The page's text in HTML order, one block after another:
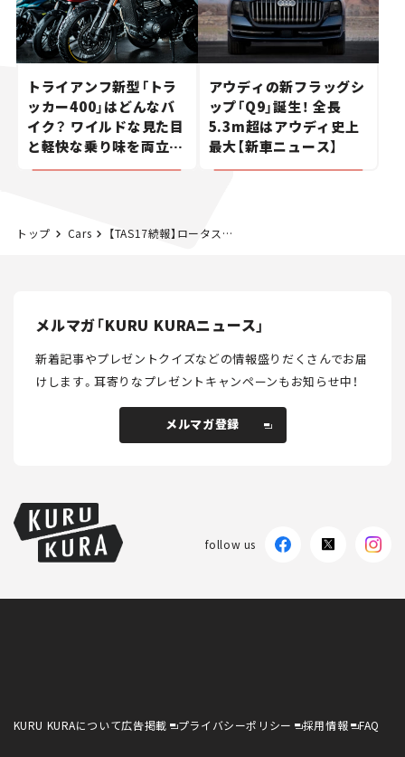
トライアンフ新型「トラ
ッカー400」はどんなバ
イク？ ワイルドな見た目
と軽快な乗り味を両立し
た400ccフラットトラッ
アウディの新フラッグシ
ップ「Q9」誕生！ 全長
5.3m超はアウディ史上
最大【新車ニュース】
トップ Cars 【TAS17続報】ロータス史上最速の量産車「3-イレブン」、日本で販売開始
メルマガ「KURU KURAニュース」
新着記事やプレゼントクイズなどの情報盛りだくさんでお届
けします。耳寄りなプレゼントキャンペーンもお知らせ中！
メルマガ登録
follow us
KURU KURAについて広告掲載 プライバシーポリシー 採用情報 FAQ